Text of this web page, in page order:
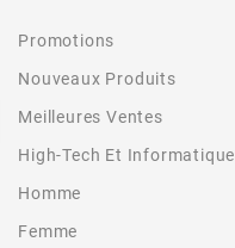
Promotions
Nouveaux Produits
Meilleures Ventes
High-Tech Et Informatique
Homme
Femme